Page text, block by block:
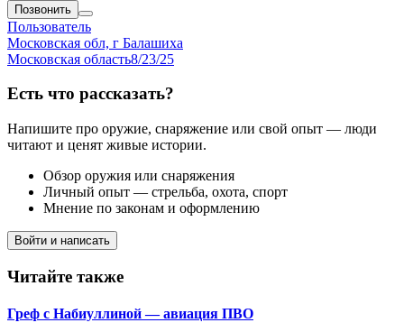
Позвонить
Пользователь
Московская обл, г Балашиха
Московская область8/23/25
Есть что рассказать?
Напишите про оружие, снаряжение или свой опыт — люди
читают и ценят живые истории.
Обзор оружия или снаряжения
Личный опыт — стрельба, охота, спорт
Мнение по законам и оформлению
Войти и написать
Читайте также
Греф с Набиуллиной — авиация ПВО